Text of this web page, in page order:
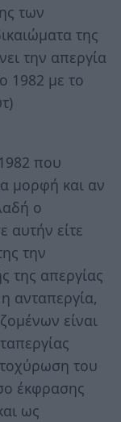
των
της
την απεργία
1982 με το
που
μορφή και αν
ο
αυτήν είτε
την
της απεργίας
ανταπεργία,
είναι
του
έκφρασης
ως